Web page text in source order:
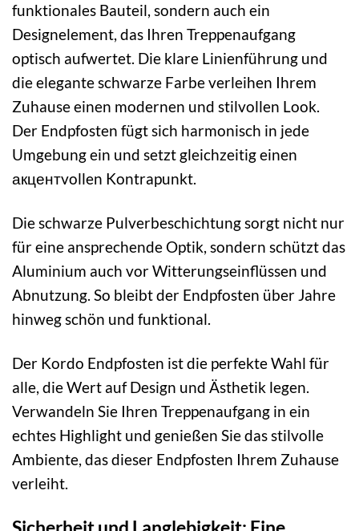
funktionales Bauteil, sondern auch ein
Designelement, das Ihren Treppenaufgang
optisch aufwertet. Die klare Linienführung und
die elegante schwarze Farbe verleihen Ihrem
Zuhause einen modernen und stilvollen Look.
Der Endpfosten fügt sich harmonisch in jede
Umgebung ein und setzt gleichzeitig einen
акцентvollen Kontrapunkt.
Die schwarze Pulverbeschichtung sorgt nicht nur
für eine ansprechende Optik, sondern schützt das
Aluminium auch vor Witterungseinflüssen und
Abnutzung. So bleibt der Endpfosten über Jahre
hinweg schön und funktional.
Der Kordo Endpfosten ist die perfekte Wahl für
alle, die Wert auf Design und Ästhetik legen.
Verwandeln Sie Ihren Treppenaufgang in ein
echtes Highlight und genießen Sie das stilvolle
Ambiente, das dieser Endpfosten Ihrem Zuhause
verleiht.